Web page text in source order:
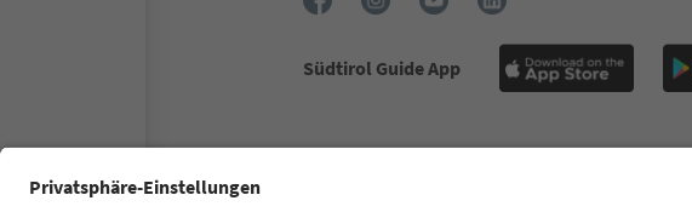
Südtirol Guide App